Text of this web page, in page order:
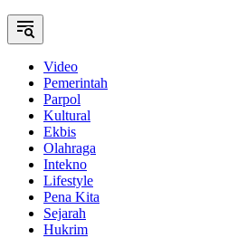
Video
Pemerintah
Parpol
Kultural
Ekbis
Olahraga
Intekno
Lifestyle
Pena Kita
Sejarah
Hukrim